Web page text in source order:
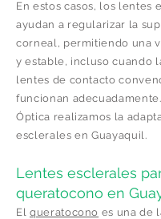
En estos casos, los lentes
ayudan a regularizar la
corneal, permitiendo una
y estable, incluso cuando
lentes de contacto
funcionan
Óptica realizamos la
esclerales en Guayaquil.
Lentes esclerales
queratocono en
El queratocono es una de